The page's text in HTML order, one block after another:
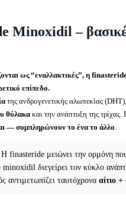
Minoxidil –
ως “εναλλακτικές”, η
επίπεδο.
της ανδρογενετικής αλωπεκίας
θύλακα και την ανάπτυξη της τρίχας.
— συμπληρώνουν το ένα το άλλο.
Η finasteride μειώνει την ορμόνη
διεγείρει τον κύκλο
αντιμετωπίζει ταυτόχρονα αίτιο